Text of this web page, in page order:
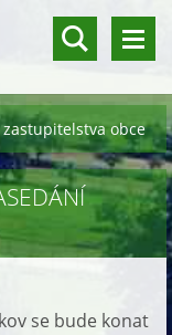
obce
se bude konat